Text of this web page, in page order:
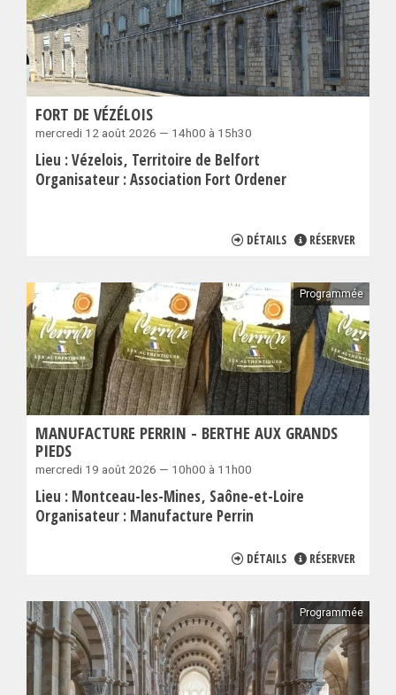
FORT DE VÉZÉLOIS
mercredi 12 août 2026 — 14h00 à 15h30
Lieu :Vézelois Territoire de Belfort
Organisateur :Association Fort Ordener
DÉTAILS RÉSERVER
Programmée
MANUFACTURE PERRIN - BERTHE AUX GRANDS
PIEDS
mercredi 19 août 2026 — 10h00 à 11h00
Lieu : Montceau-les-Mines Saône-et-Loire
Organisateur : Manufacture Perrin
DÉTAILS RÉSERVER
Programmée